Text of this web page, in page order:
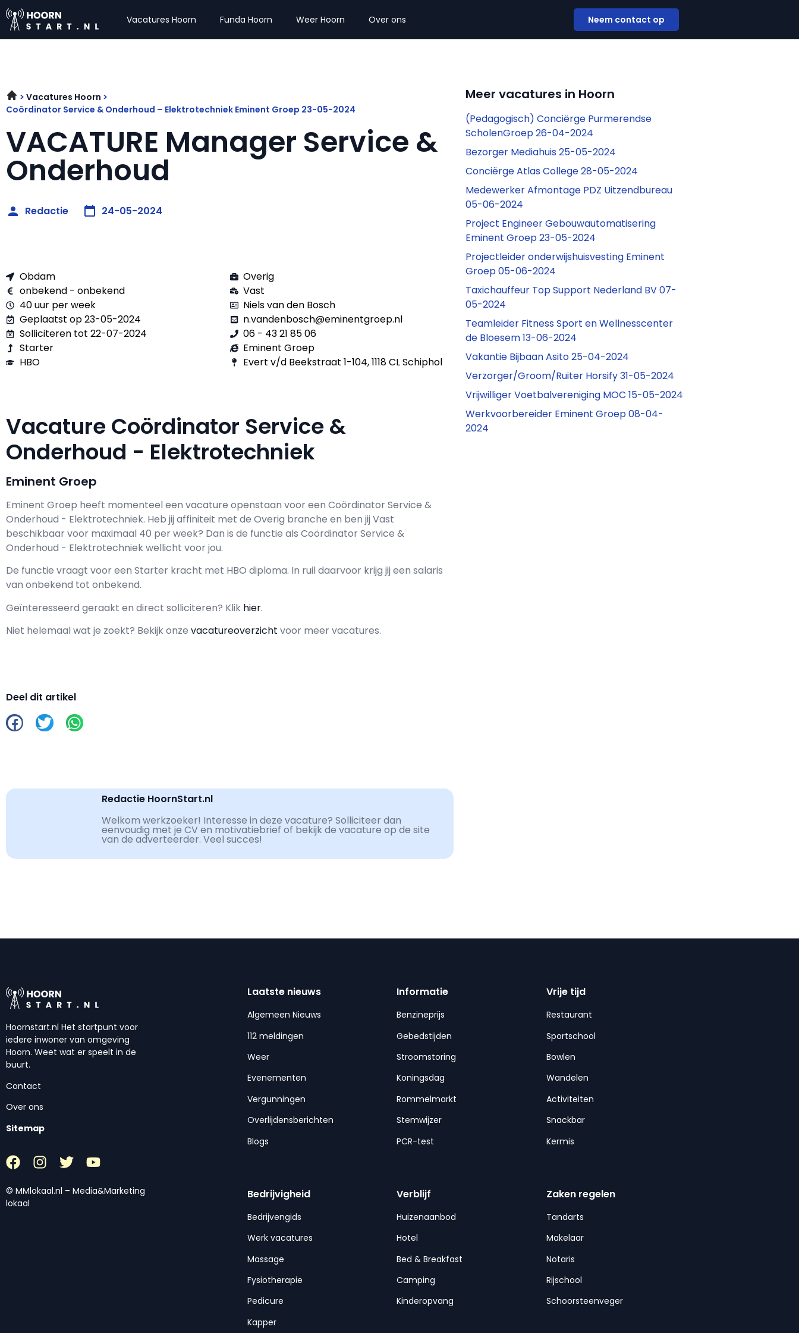
Vacatures Hoorn Funda Hoorn Weer Hoorn Over ons Neem contact op
Vacatures Hoorn
Coördinator Service & Onderhoud – Elektrotechniek Eminent Groep 23-05-2024
VACATURE Manager Service &
Onderhoud
Redactie 24-05-2024
Obdam
onbekend - onbekend
40 uur per week
Geplaatst op 23-05-2024
Solliciteren tot 22-07-2024
Starter
HBO
Overig
Vast
Niels van den Bosch
n.vandenbosch@eminentgroep.nl
06 - 43 21 85 06
Eminent Groep
Evert v/d Beekstraat 1-104, 1118 CL Schiphol
Vacature Coördinator Service &
Onderhoud - Elektrotechniek
Eminent Groep
Eminent Groep heeft momenteel een vacature openstaan voor een Coördinator Service &
Onderhoud - Elektrotechniek. Heb jij affiniteit met de Overig branche en ben jij Vast
beschikbaar voor maximaal 40 per week? Dan is de functie als Coördinator Service &
Onderhoud - Elektrotechniek wellicht voor jou.
De functie vraagt voor een Starter kracht met HBO diploma. In ruil daarvoor krijg jij een salaris
van onbekend tot onbekend.
Geïnteresseerd geraakt en direct solliciteren? Klik hier.
Niet helemaal wat je zoekt? Bekijk onze vacatureoverzicht voor meer vacatures.
Deel dit artikel
Redactie HoornStart.nl
Welkom werkzoeker! Interesse in deze vacature? Solliciteer dan
eenvoudig met je CV en motivatiebrief of bekijk de vacature op de site
van de adverteerder. Veel succes!
Meer vacatures in Hoorn
(Pedagogisch) Conciërge Purmerendse
ScholenGroep 26-04-2024
Bezorger Mediahuis 25-05-2024
Conciërge Atlas College 28-05-2024
Medewerker Afmontage PDZ Uitzendbureau
05-06-2024
Project Engineer Gebouwautomatisering
Eminent Groep 23-05-2024
Projectleider onderwijshuisvesting Eminent
Groep 05-06-2024
Taxichauffeur Top Support Nederland BV 07-
05-2024
Teamleider Fitness Sport en Wellnesscenter
de Bloesem 13-06-2024
Vakantie Bijbaan Asito 25-04-2024
Verzorger/Groom/Ruiter Horsify 31-05-2024
Vrijwilliger Voetbalvereniging MOC 15-05-2024
Werkvoorbereider Eminent Groep 08-04-
2024
Hoornstart.nl Het startpunt voor
iedere inwoner van omgeving
Hoorn. Weet wat er speelt in de
buurt.
Contact
Over ons
Sitemap
© MMlokaal.nl – Media&Marketing
lokaal
Laatste nieuws
Algemeen Nieuws
112 meldingen
Weer
Evenementen
Vergunningen
Overlijdensberichten
Blogs
Informatie
Benzineprijs
Gebedstijden
Stroomstoring
Koningsdag
Rommelmarkt
Stemwijzer
PCR-test
Vrije tijd
Restaurant
Sportschool
Bowlen
Wandelen
Activiteiten
Snackbar
Kermis
Bedrijvigheid
Bedrijvengids
Werk vacatures
Massage
Fysiotherapie
Pedicure
Kapper
Verblijf
Huizenaanbod
Hotel
Bed & Breakfast
Camping
Kinderopvang
Zaken regelen
Tandarts
Makelaar
Notaris
Rijschool
Schoorsteenveger